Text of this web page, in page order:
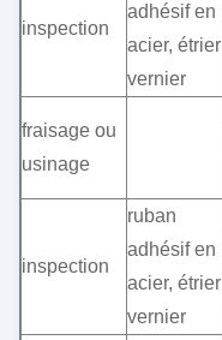
inspection
adhésif en
acier, étrier
vernier
fraisage ou
usinage
inspection
ruban
adhésif en
acier, étrier
vernier